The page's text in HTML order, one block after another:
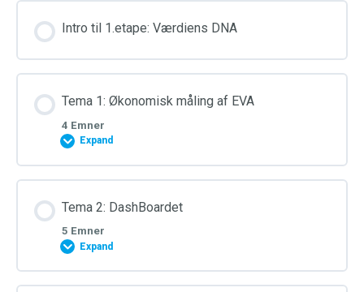
Intro til 1.etape: Værdiens DNA
Tema 1: Økonomisk måling af EVA
4 Emner
Expand
Tema 2: DashBoardet
5 Emner
Expand